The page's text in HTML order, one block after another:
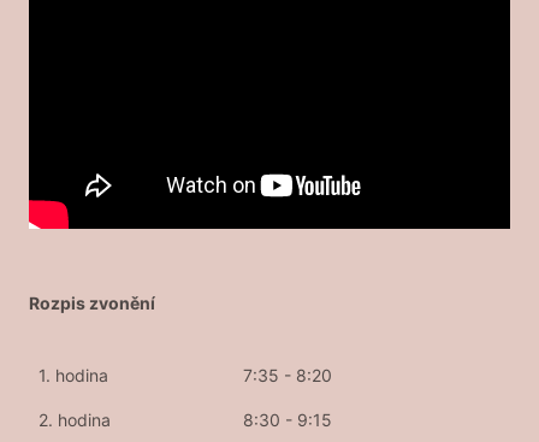
Rozpis zvonění
1. hodina 7:35 - 8:20
2. hodina 8:30 - 9:15